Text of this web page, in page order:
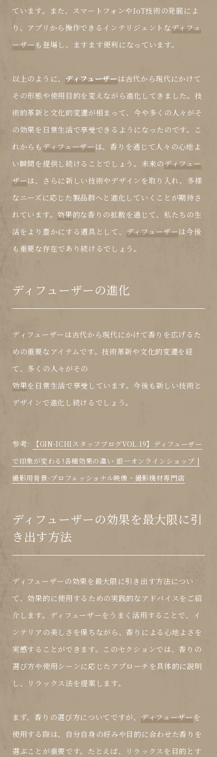
ています。また、スマートフォンやIoT技術の発展によ
り、アプリから操作できるインテリジェントなディフュ
ーザー も登場し、ますます便利になっています。
以上のように、 ディフューザーは古代から現代にかけて
その形態や使用目的を変えながら進化してきました。技
術的革新と文化的変遷が相まって、今や多くの人々がそ
の効果を日常生活で享受できるようになったのです。こ
れからも ディフューザーは、香りを通じて人々の心地よ
い瞬間を提供し続けることでしょう。未来のディフュー
ザーは、さらに新しい技術やデザインを取り入れ、多様
なニーズに応じた製品群へと進化していくことが期待さ
れています。効果的な香りの拡散を通じて、私たちの生
活をより豊かにする道具として、
ディフューザーは今後
も重要な存在であり続けるでしょう。
ディフューザーの進化
ディフューザーは古代から現代にかけて香りを広げるた
めの重要なアイテムです。技術革新や文化的変遷を経
て、多くの人々がその
効果を日常生活で享受しています。今後も新しい技術と
デザインで進化し続けるでしょう。
参考:
【GIN-ICHIスタッフブログVOL.19】ディフューザー
で印象が変わる!各種効果の違い 銀一オンラインショップ |
撮影用背景-プロフェッショナル映像・撮影機材専門店
ディフューザーの効果を最大限に引
き出す方法
ディフューザーの効果を最大限に引き出す方法につい
て、効果的に使用するための実践的なアドバイスをご紹
介します。ディフューザーをうまく活用することで、イ
ンテリアの美しさを保ちながら、香りによる心地よさを
実感することができます。このセクションでは、香りの
選び方や使用シーンに応じたアプローチを具体的に説明
し、リラックス法を提案します。
まず、香りの選び方についてですが、 ディフューザーを
使用する際は、自分自身の好みや目的に合わせた香りを
選ぶことが重要です。たとえば、リラックスを目的とす